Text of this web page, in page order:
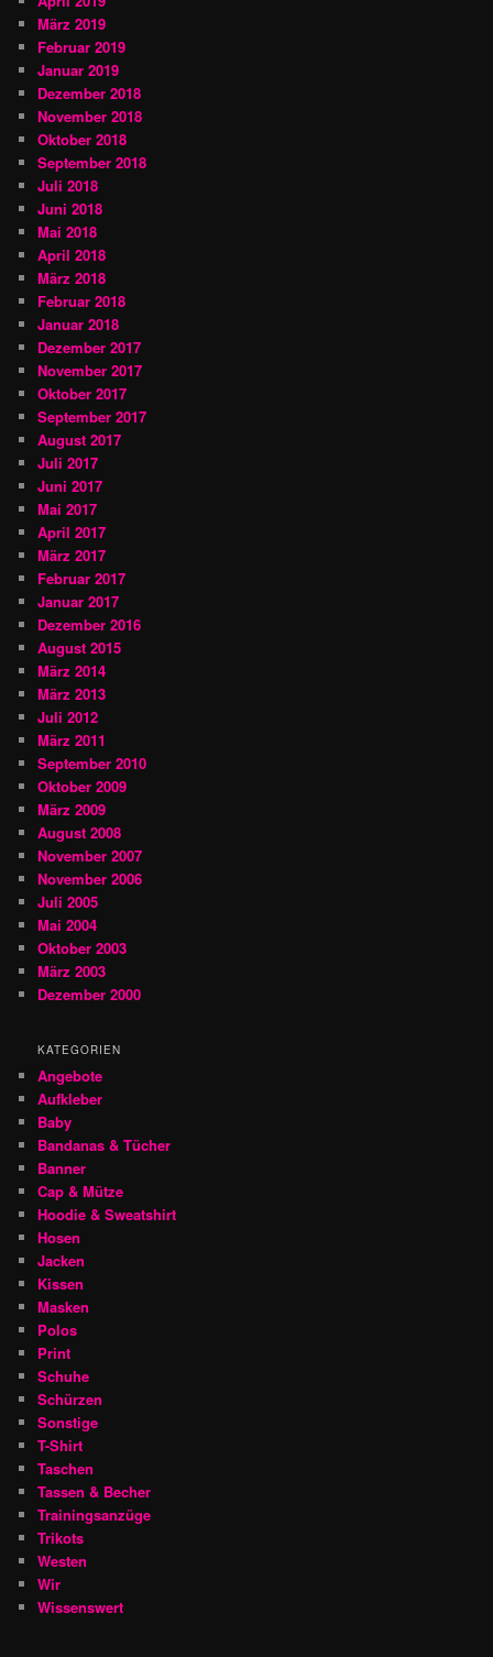
März 2019
Februar 2019
Januar 2019
Dezember 2018
November 2018
Oktober 2018
September 2018
Juli 2018
Juni 2018
Mai 2018
April 2018
März 2018
Februar 2018
Januar 2018
Dezember 2017
November 2017
Oktober 2017
September 2017
August 2017
Juli 2017
Juni 2017
Mai 2017
April 2017
März 2017
Februar 2017
Januar 2017
Dezember 2016
August 2015
März 2014
März 2013
Juli 2012
März 2011
September 2010
Oktober 2009
März 2009
August 2008
November 2007
November 2006
Juli 2005
Mai 2004
Oktober 2003
März 2003
Dezember 2000
KATEGORIEN
Angebote
Aufkleber
Baby
Bandanas & Tücher
Banner
Cap & Mütze
Hoodie & Sweatshirt
Hosen
Jacken
Kissen
Masken
Polos
Print
Schuhe
Schürzen
Sonstige
T-Shirt
Taschen
Tassen & Becher
Trainingsanzüge
Trikots
Westen
Wir
Wissenswert